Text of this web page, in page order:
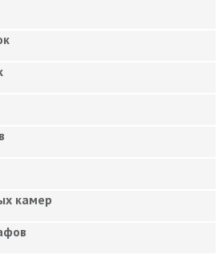
камер